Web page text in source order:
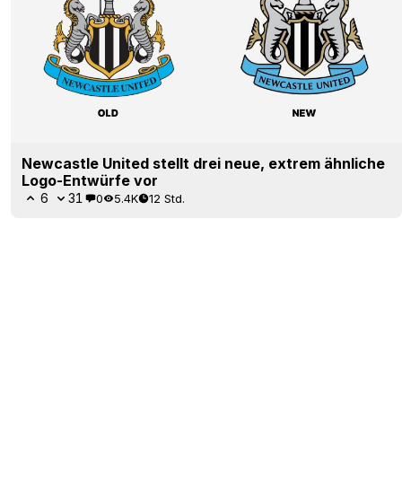
Newcastle United stellt drei neue, extrem ähnliche
Logo-Entwürfe vor
6 31 0 5.4K 12 Std.